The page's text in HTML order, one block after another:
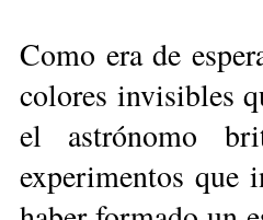
Como era de
colores invisibles
el astrónomo
experimentos que